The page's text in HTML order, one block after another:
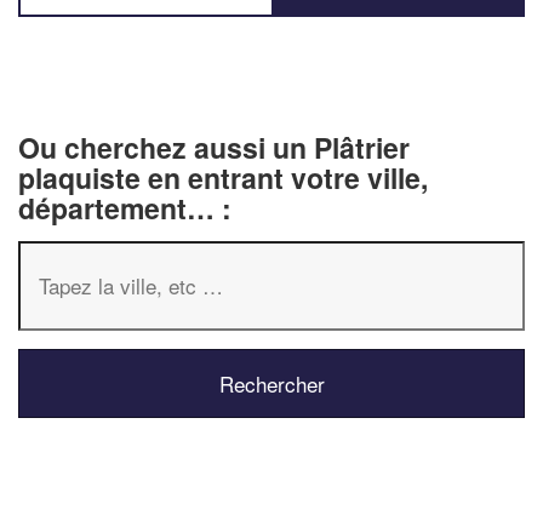
Ou cherchez aussi un Plâtrier
plaquiste en entrant votre ville,
département… :